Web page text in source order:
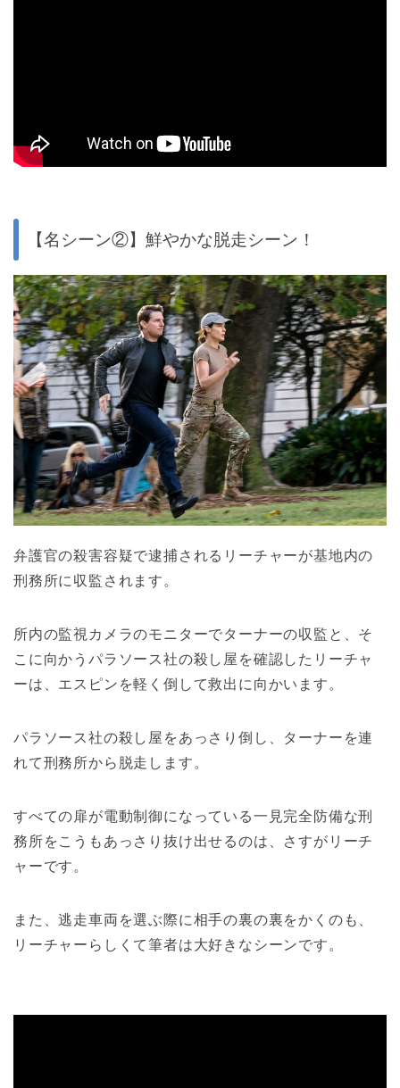
【名シーン②】鮮やかな脱走シーン！
弁護官の殺害容疑で逮捕されるリーチャーが基地内の
刑務所に収監されます。
所内の監視カメラのモニターでターナーの収監と、そ
こに向かうパラソース社の殺し屋を確認したリーチャ
ーは、エスピンを軽く倒して救出に向かいます。
パラソース社の殺し屋をあっさり倒し、ターナーを連
れて刑務所から脱走します。
すべての扉が電動制御になっている一見完全防備な刑
務所をこうもあっさり抜け出せるのは、さすがリーチ
ャーです。
また、逃走車両を選ぶ際に相手の裏の裏をかくのも、
リーチャーらしくて筆者は大好きなシーンです。